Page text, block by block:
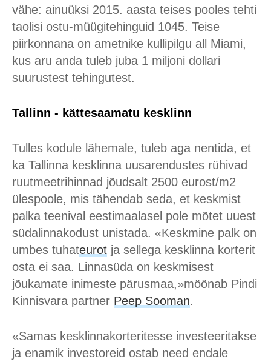
vähe: ainuüksi 2015. aasta teises pooles tehti
taolisi ostu-müügitehinguid 1045. Teise
piirkonnana on ametnike kullipilgu all Miami,
kus aru anda tuleb juba 1 miljoni dollari
suurustest tehingutest.
Tallinn - kättesaamatu kesklinn
Tulles kodule lähemale, tuleb aga nentida, et
ka Tallinna kesklinna uusarendustes rühivad
ruutmeetrihinnad jõudsalt 2500 eurost/m2
ülespoole, mis tähendab seda, et keskmist
palka teenival eestimaalasel pole mõtet uuest
südalinnakodust unistada. «Keskmine palk on
umbes tuhateurot ja sellega kesklinna korterit
osta ei saa. Linnasüda on keskmisest
jõukamate inimeste pärusmaa,»möönab Pindi
Kinnisvara partner Peep Sooman.
«Samas kesklinnakorteritesse investeeritakse
ja enamik investoreid ostab need endale